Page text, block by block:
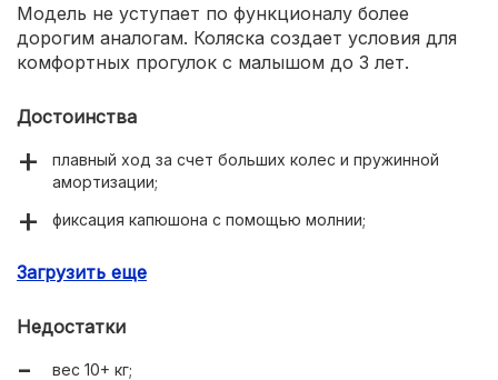
Модель не уступает по функционалу более
дорогим аналогам. Коляска создает условия для
комфортных прогулок с малышом до 3 лет.
Достоинства
плавный ход за счет больших колес и пружинной
амортизации;
фиксация капюшона с помощью молнии;
регулирование спинки и подножки;
Загрузить еще
Недостатки
вес 10+ кг;